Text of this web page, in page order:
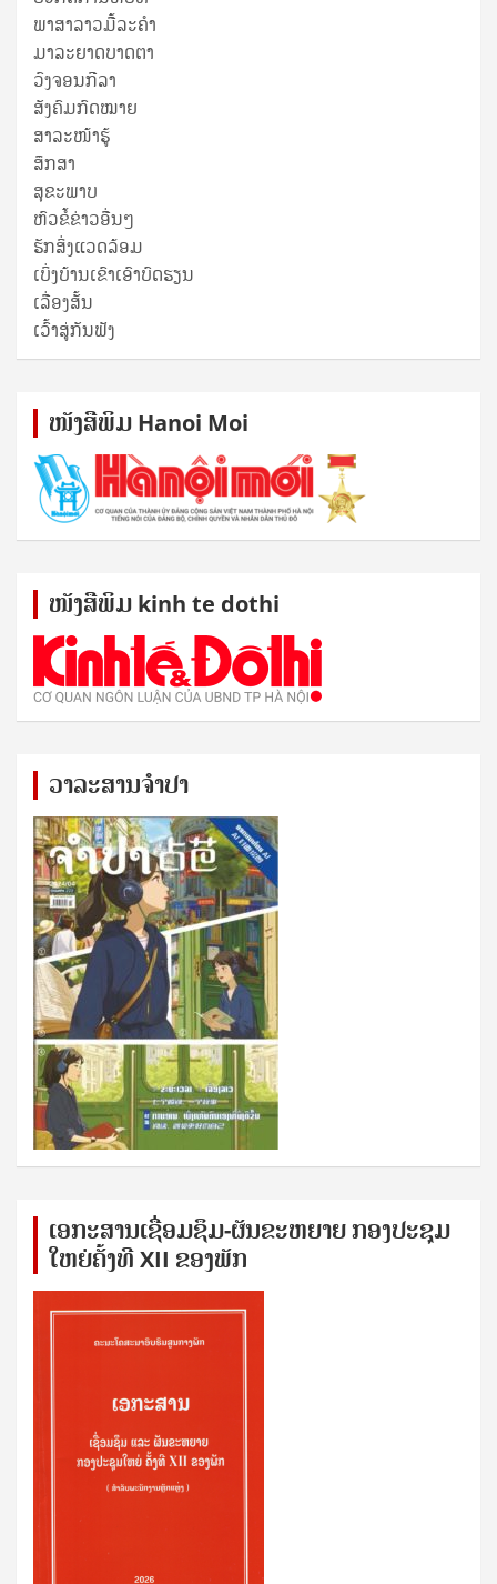
ພາສາລາວມື້ລະຄຳ
ມາລະຍາດບາດຕາ
ວົງຈອນກີລາ
ສັງຄົມກົດໝາຍ
ສາລະໜ້າຮູ້
ສຶກສາ
ສຸ​ຂະ​ພາບ
ຫົວຂໍ້ຂ່າວອື່ນໆ
ຮັກສິ່ງແວດລ້ອມ
ເບິ່ງບ້ານເຂົາເອົາບົດຮຽນ
ເລື່ອງສັ້ນ
ເວົ້າສູ່ກັນຟັງ
ໜັງ​ສື​ພິມ Hanoi Moi
ໜັງ​ສື​ພິມ kinh te dothi
ວາລະສານຈຳປາ
ເອກ​ະ​ສານ​ເຊ​ື່ອມ​ຊ​ຶມ-ຜັນ​ຂະ​ຫ​ຍາຍ ກອງ​ປະ​ຊຸມ​
ໃຫຍ່​ຄັ້ງ​ທີ XII ຂອງ​ພັກ